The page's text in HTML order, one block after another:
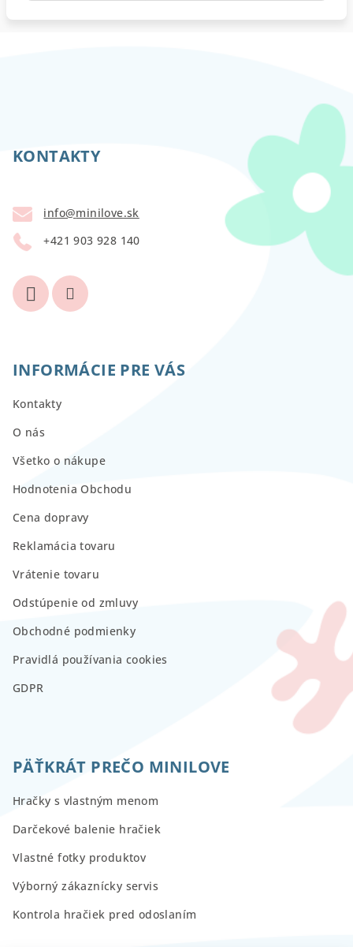
KONTAKTY
info@minilove.sk
+421 903 928 140
INFORMÁCIE PRE VÁS
Kontakty
O nás
Všetko o nákupe
Hodnotenia Obchodu
Cena dopravy
Reklamácia tovaru
Vrátenie tovaru
Odstúpenie od zmluvy
Obchodné podmienky
Pravidlá používania cookies
GDPR
PÄŤKRÁT PREČO MINILOVE
Hračky s vlastným menom
Darčekové balenie hračiek
Vlastné fotky produktov
Výborný zákaznícky servis
Kontrola hračiek pred odoslaním